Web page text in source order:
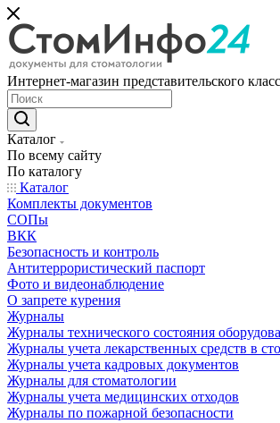
Интернет-магазин представительского
Каталог
По всему сайту
По каталогу
Каталог
Комплекты документов
СОПы
ВКК
Безопасность и контроль
Антитеррористический паспорт
Фото и видеонаблюдение
О запрете курения
Журналы
Журналы технического состояния
Журналы учета лекарственных средств в
Журналы учета кадровых документов
Журналы для стоматологии
Журналы учета медицинских отходов
Журналы по пожарной безопасности